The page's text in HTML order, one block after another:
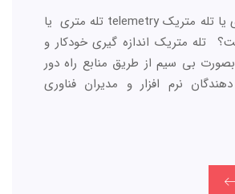
نرم افزار تله متری یا تله متریک telemetry تله متری یا
تله متریک اندازه گیری خودکار و
بی سیم از طریق منابع راه دور
نرم افزار و مدیران فناوری